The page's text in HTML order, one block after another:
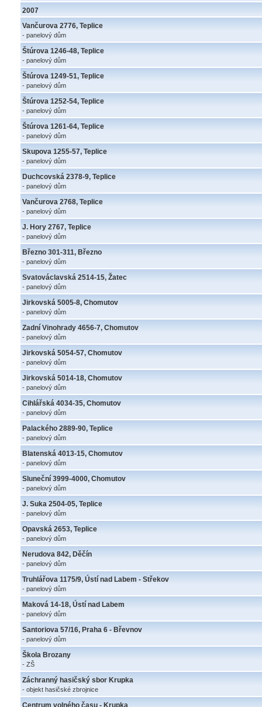
2007
Vančurova 2776, Teplice
- panelový dům
Štúrova 1246-48, Teplice
- panelový dům
Štúrova 1249-51, Teplice
- panelový dům
Štúrova 1252-54, Teplice
- panelový dům
Štúrova 1261-64, Teplice
- panelový dům
Skupova 1255-57, Teplice
- panelový dům
Duchcovská 2378-9, Teplice
- panelový dům
Vančurova 2768, Teplice
- panelový dům
J. Hory 2767, Teplice
- panelový dům
Březno 301-311, Březno
- panelový dům
Svatováclavská 2514-15, Žatec
- panelový dům
Jirkovská 5005-8, Chomutov
- panelový dům
Zadní Vinohrady 4656-7, Chomutov
- panelový dům
Jirkovská 5054-57, Chomutov
- panelový dům
Jirkovská 5014-18, Chomutov
- panelový dům
Cihlářská 4034-35, Chomutov
- panelový dům
Palackého 2889-90, Teplice
- panelový dům
Blatenská 4013-15, Chomutov
- panelový dům
Sluneční 3999-4000, Chomutov
- panelový dům
J. Suka 2504-05, Teplice
- panelový dům
Opavská 2653, Teplice
- panelový dům
Nerudova 842, Děčín
- panelový dům
Truhlářova 1175/9, Ústí nad Labem - Střekov
- panelový dům
Maková 14-18, Ústí nad Labem
- panelový dům
Santoriova 57/16, Praha 6 - Břevnov
- panelový dům
Škola Brozany
- ZŠ
Záchranný hasičský sbor Krupka
- objekt hasičské zbrojnice
Centrum volného času - Krupka